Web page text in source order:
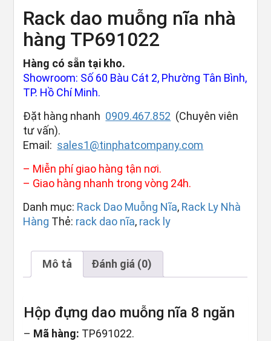
Rack dao muỗng nĩa nhà
hàng TP691022
Hàng có sẵn tại kho.
Showroom: Số 60 Bàu Cát 2, Phường Tân Bình,
TP. Hồ Chí Minh.
Đặt hàng nhanh 0909.467.852 (Chuyên viên
tư vấn).
Email: sales1@tinphatcompany.com
– Miễn phí giao hàng tận nơi.
– Giao hàng nhanh trong vòng 24h.
Danh mục: Rack Dao Muỗng Nĩa, Rack Ly Nhà
Hàng Thẻ: rack dao nĩa, rack ly
Mô tả Đánh giá (0)
Hộp đựng dao muỗng nĩa 8 ngăn
– Mã hàng: TP691022.